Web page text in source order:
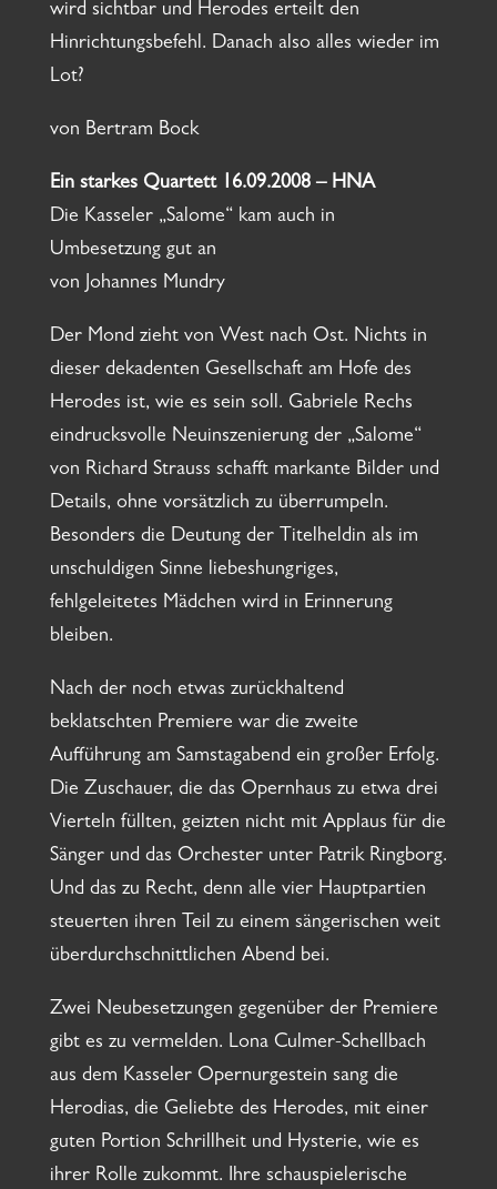
wird sichtbar und Herodes erteilt den
Hinrichtungsbefehl. Danach also alles wieder im
Lot?
von Bertram Bock
Ein starkes Quartett 16.09.2008 – HNA
Die Kasseler „Salome“ kam auch in
Umbesetzung gut an
von Johannes Mundry
Der Mond zieht von West nach Ost. Nichts in
dieser dekadenten Gesellschaft am Hofe des
Herodes ist, wie es sein soll. Gabriele Rechs
eindrucksvolle Neuinszenierung der „Salome“
von Richard Strauss schafft markante Bilder und
Details, ohne vorsätzlich zu überrumpeln.
Besonders die Deutung der Titelheldin als im
unschuldigen Sinne liebeshungriges,
fehlgeleitetes Mädchen wird in Erinnerung
bleiben.
Nach der noch etwas zurückhaltend
beklatschten Premiere war die zweite
Aufführung am Samstagabend ein großer Erfolg.
Die Zuschauer, die das Opernhaus zu etwa drei
Vierteln füllten, geizten nicht mit Applaus für die
Sänger und das Orchester unter Patrik Ringborg.
Und das zu Recht, denn alle vier Hauptpartien
steuerten ihren Teil zu einem sängerischen weit
überdurchschnittlichen Abend bei.
Zwei Neubesetzungen gegenüber der Premiere
gibt es zu vermelden. Lona Culmer-Schellbach
aus dem Kasseler Opernurgestein sang die
Herodias, die Geliebte des Herodes, mit einer
guten Portion Schrillheit und Hysterie, wie es
ihrer Rolle zukommt. Ihre schauspielerische